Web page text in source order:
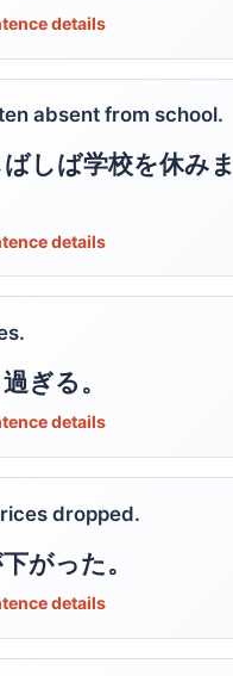
details
absent from school.
しば学校を休みま
details
ぎる。
details
dropped.
がった。
details